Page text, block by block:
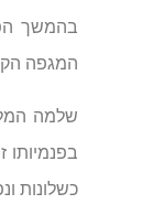
בהמשך
המגפה
שלמה
כשלונות